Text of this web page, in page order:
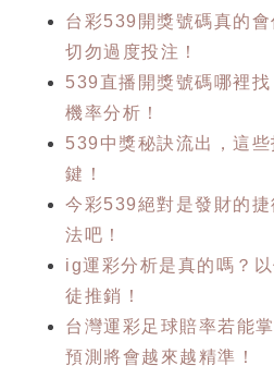
台彩539開獎號碼真的
切勿過度投注！
539直播開獎號碼哪裡
機率分析！
539中獎秘訣流出，這
鍵！
今彩539絕對是發財的
法吧！
ig運彩分析是真的嗎？
徒推銷！
台灣運彩足球賠率若能
預測將會越來越精準！